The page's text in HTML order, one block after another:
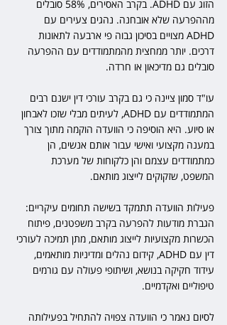
הזוג עם ADHD. בקרב האסירים, 58% סובלים
מההפרעה שלא אובחנה. נהגים צעירים עם
ADHD מצויים בסיכון גבוה פי ארבעה לתאונות
דרכים. יותר ממחצית מהמתמודדים עם ההפרעה
סובלים גם מדיכאון או חרדה.
עו"ד סמון ציינה כי גם בקרב עורכי דין ישנם רבים
המתמודדים עם ADHD, לעיתים מבלי שזכו לאבחון
או סיוע. היא הוסיפה כי הוועדה הוקמה מתוך צורך
במענה מקצועי ואישי עבור אותם אנשים, הן
כמתמודדים עצמם והן כלקוחות של מערכת
המשפט, שזקוקים לייצוג מותאם.
פעילות הוועדה תתמקד בשישה תחומים עיקריים:
הגברת מודעות להפרעה בקרב משפטנים, פיתוח
הכשרות מקצועיות לייצוג מותאם, מתן תמיכה לעורכי
דין עם ADHD, קידום נהלים ומדיניות מותאמים,
עידוד חקיקה בנושא, ושיתופי פעולה עם גורמים
טיפוליים ואקדמיים.
לסיום נאמר כי הוועדה צפויה להתחיל בפעילותה